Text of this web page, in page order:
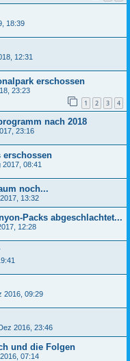
18:39
12:31
erschossen
23:23
1 2 3 4
nach 2018
23:16
erschossen
2017, 08:41
noch...
13:32
Packs abgeschlachtet...
12:28
2016, 09:29
2016, 23:46
und die Folgen
07:14